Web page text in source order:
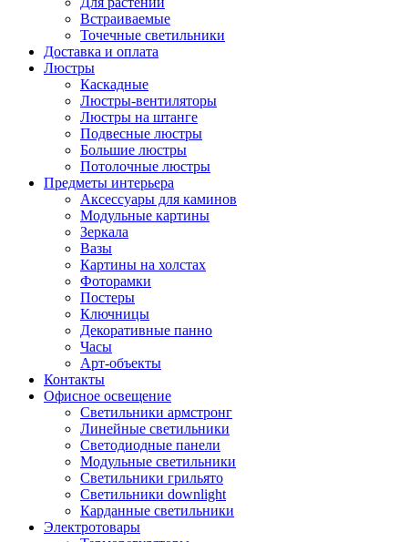
Встраиваемые
Точечные светильники
Доставка и оплата
Люстры
Каскадные
Люстры-вентиляторы
Люстры на штанге
Подвесные люстры
Большие люстры
Потолочные люстры
Предметы интерьера
Аксессуары для каминов
Модульные картины
Зеркала
Вазы
Картины на холстах
Фоторамки
Постеры
Ключницы
Декоративные панно
Часы
Арт-объекты
Контакты
Офисное освещение
Светильники армстронг
Линейные светильники
Светодиодные панели
Модульные светильники
Светильники грильято
Светильники downlight
Карданные светильники
Электротовары